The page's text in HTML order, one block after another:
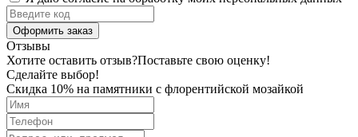
Оформить заказ
Отзывы
Хотите оставить отзыв?Поставьте свою оценку!
Сделайте выбор!
Скидка 10% на памятники с флорентийской мозайкой